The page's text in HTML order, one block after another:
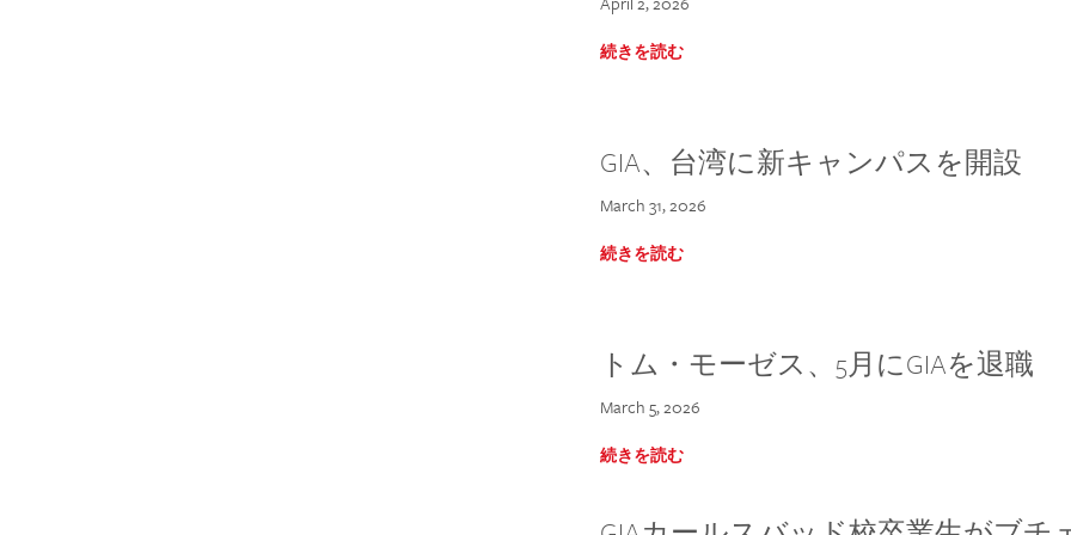
続きを読む
GIA、台湾に新キャンパスを開設
March 31, 2026
続きを読む
トム・モーゼス、5月にGIAを退職
March 5, 2026
続きを読む